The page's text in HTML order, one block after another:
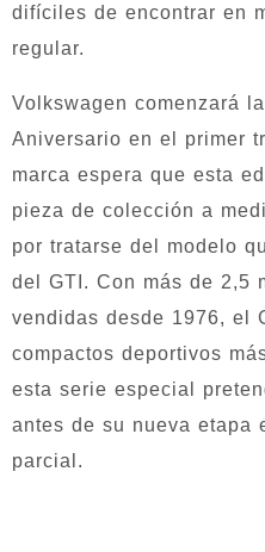
difíciles de encontrar en
regular.
Volkswagen comenzará
Aniversario en el primer
marca espera que esta
pieza de colección a
por tratarse del modelo
del GTI. Con más de 2,5
vendidas desde 1976, el
compactos deportivos
esta serie especial
antes de su nueva etapa
parcial.